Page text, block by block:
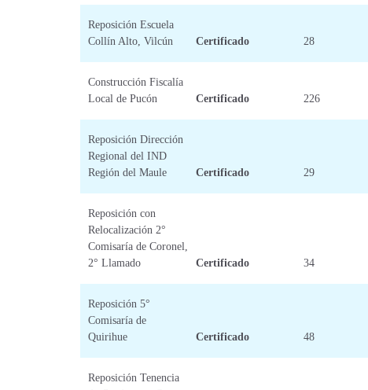
Reposición Escuela
Collín Alto, Vilcún
Certificado 28
Construcción Fiscalía
Local de Pucón
Certificado 226
Reposición Dirección
Regional del IND
Región del Maule
Certificado 29
Reposición con
Relocalización 2°
Comisaría de Coronel,
2° Llamado
Certificado 34
Reposición 5°
Comisaría de
Quirihue
Certificado 48
Reposición Tenencia